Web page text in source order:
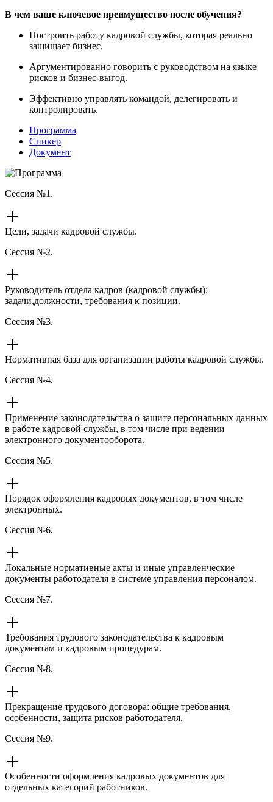
В чем ваше ключевое преимущество после обучения?
Построить работу кадровой службы, которая реально
защищает бизнес.
Аргументированно говорить с руководством на языке
рисков и бизнес-выгод.
Эффективно управлять командой, делегировать и
контролировать.
Программа
Спикер
Документ
Сессия №1.
Цели, задачи кадровой службы.
Сессия №2.
Руководитель отдела кадров (кадровой службы):
задачи,должности, требования к позиции.
Сессия №3.
Нормативная база для организации работы кадровой службы.
Сессия №4.
Применение законодательства о защите персональных данных
в работе кадровой службы, в том числе при ведении
электронного документооборота.
Сессия №5.
Порядок оформления кадровых документов, в том числе
электронных.
Сессия №6.
Локальные нормативные акты и иные управленческие
документы работодателя в системе управления персоналом.
Сессия №7.
Требования трудового законодательства к кадровым
документам и кадровым процедурам.
Сессия №8.
Прекращение трудового договора: общие требования,
особенности, защита рисков работодателя.
Сессия №9.
Особенности оформления кадровых документов для
отдельных категорий работников.